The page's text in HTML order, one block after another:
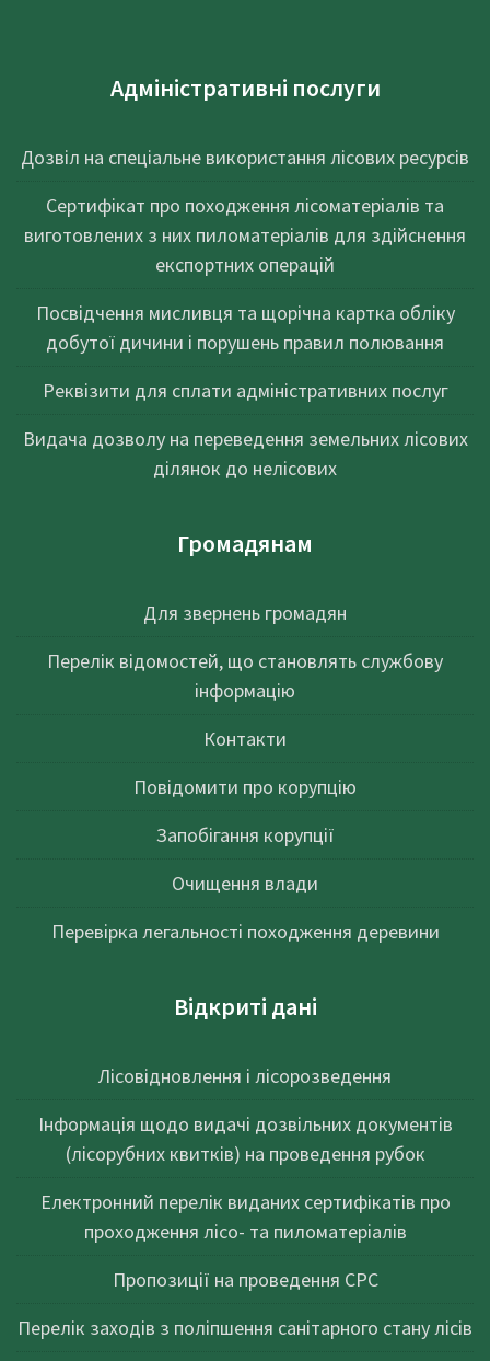
Адміністративні послуги
Дозвіл на спеціальне використання лісових ресурсів
Сертифікат про походження лісоматеріалів та
виготовлених з них пиломатеріалів для здійснення
експортних операцій
Посвідчення мисливця та щорічна картка обліку
добутої дичини і порушень правил полювання
Реквізити для сплати адміністративних послуг
Видача дозволу на переведення земельних лісових
ділянок до нелісових
Громадянам
Для звернень громадян
Перелік відомостей, що становлять службову
інформацію
Контакти
Повідомити про корупцію
Запобігання корупції
Очищення влади
Перевірка легальності походження деревини
Відкриті дані
Лісовідновлення і лісорозведення
Інформація щодо видачі дозвільних документів
(лісорубних квитків) на проведення рубок
Електронний перелік виданих сертифікатів про
проходження лісо- та пиломатеріалів
Пропозиції на проведення СРС
Перелік заходів з поліпшення санітарного стану лісів